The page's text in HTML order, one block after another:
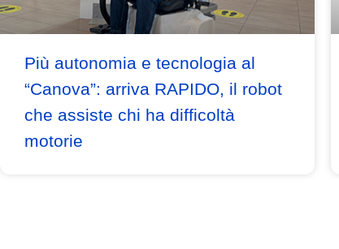
Più autonomia e tecnologia al
“Canova”: arriva RAPIDO, il robot
che assiste chi ha difficoltà
motorie